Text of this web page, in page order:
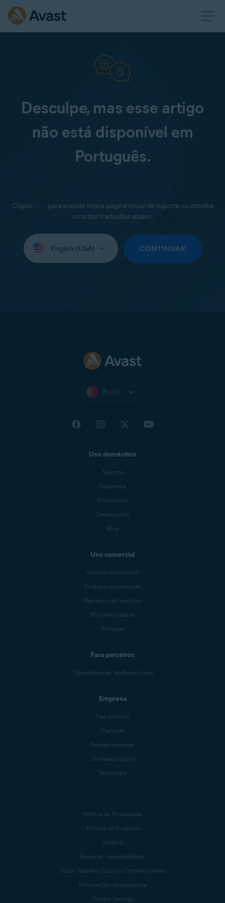
Desculpe, mas esse artigo
não está disponível em
Português.
Clique aqui para acessar nossa página inicial de suporte ou escolha
uma das traduções abaixo:
seu
CONTINUAR
Brasil
Uso doméstico
Suporte
Segurança
Privacidade
Desempenho
Blog
Uso comercial
Suporte empresarial
Produtos empresariais
Parceiros de negócios
Blog empresarial
Afiliados
Para parceiros
Operadoras de telefonia móvel
Empresa
Fale conosco
Carreiras
Sala de imprensa
Confiança digital
Tecnologia
Política de Privacidade
Política de Produtos
Jurídico
Reportar vulnerabilidade
Sobre Trabalho Escravo Contemporâneo
Informações da assinatura
Cookie Settings